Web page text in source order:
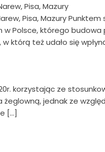
Pisa, Mazury
Narew, Pisa, Mazury
Polsce, którego budowa
którą też udało się
korzystając ze
jednak ze
[…]